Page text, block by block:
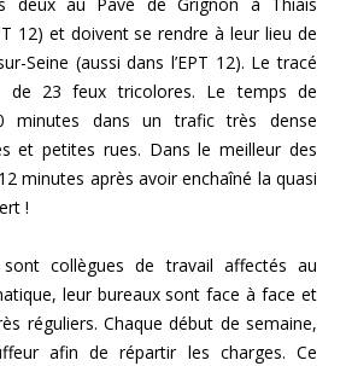
12) et doivent se rendre à leur lieu de
Seine (aussi dans l’EPT 12). Le tracé
23 feux tricolores. Le temps de
minutes dans un trafic très dense
et petites rues. Dans le meilleur des
minutes après avoir enchaîné la quasi
!
sont collègues de travail affectés au
leur bureaux sont face à face et
réguliers. Chaque début de semaine,
afin de répartir les charges. Ce